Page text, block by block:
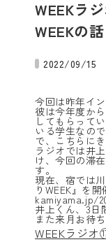
WEEKラ
WEEKの話
2022/09/15
今回は昨年イ
彼は今年度か
してもらって
いる学生なの
で、こちらに
ラジオでは井
け、今回の滞
す。
現在、宿では
りWEEK』を
kamiyama.jp/
井上くん、3日
また来月お待
WEEKラジ